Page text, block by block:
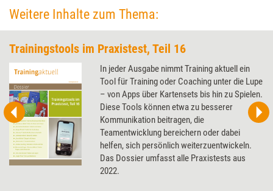
Weitere Inhalte zum Thema:
Trainingstools im Praxistest, Teil 16
In jeder Ausgabe nimmt Training aktuell ein
Tool für Training oder Coaching unter die Lupe
– von Apps über Kartensets bis hin zu Spielen.
Diese Tools können etwa zu besserer
Kommunikation beitragen, die
Teamentwicklung bereichern oder dabei
helfen, sich persönlich weiterzuentwickeln.
Das Dossier umfasst alle Praxistests aus
2022.